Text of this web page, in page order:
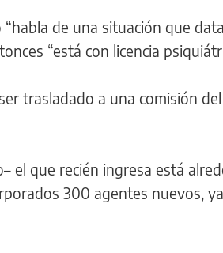
de una situación que
“está con licencia
trasladado a una comisión
el que recién ingresa está
300 agentes nuevos,